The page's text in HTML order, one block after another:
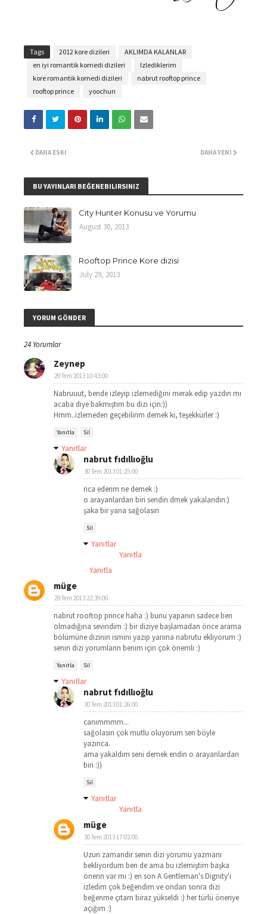
Tags 2012 kore dizileri
AKLIMDA KALANLAR
en iyi romantik komedi dizileri
Izlediklerim
kore romantik komedi dizileri
nabrut rooftop prince
rooftop prince
yoochun
DAHA YENI
DAHA ESKI
BU YAYINLARI BEĞENEBILIRSINIZ
City Hunter Konusu ve Yorumu
August 30, 2013
Rooftop Prince Kore dizisi
July 29, 2013
YORUM GÖNDER
24 Yorumlar
Zeynep
29 Tem 2013 10:43:00
Nabruuut, bende izleyip izlemediğini merak edip yazdın mı
acaba diye bakmıştım bu dizi için:))
Hmm..izlemeden geçebilirim demek ki, teşekkürler :)
Yanıtla Sil
Yanıtlar
nabrut fıdıllıoğlu
30 Tem 2013 01:25:00
rica ederim ne demek :)
o arayanlardan biri sendin dmek yakalandın:)
şaka bir yana sağolasın
Sil
Yanıtlar
Yanıtla
Yanıtla
müge
29 Tem 2013 22:39:00
nabrut rooftop prince haha :) bunu yapanın sadece ben
olmadığına sevindim :) bir diziye başlamadan önce arama
bölümüne dizinin ismini yazıp yanına nabrutu ekliyorum :)
senin dizi yorumların benim için çok önemli :)
Yanıtla Sil
Yanıtlar
nabrut fıdıllıoğlu
30 Tem 2013 01:26:00
canımmmm...
sağolasın çok mutlu oluyorum sen böyle
yazınca.
ama yakaldım seni demek endin o arayanlardan
biri :))
Sil
Yanıtlar
Yanıtla
müge
30 Tem 2013 17:02:00
Uzun zamandır senin dizi yorumu yazmanı
bekliyordum ben de ama bu izlemiştim başka
önerin var mı :) en son A Gentleman's Dignity'i
izledim çok beğendim ve ondan sonra dizi
beğenme çıtam biraz yükseldi :) her türlü öneriye
açığım :)